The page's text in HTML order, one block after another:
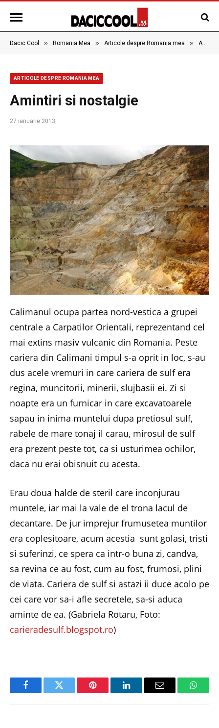
Dacic Cool » Romania Mea » Articole despre Romania mea » Amintiri si nostalgie
ARTICOLE DESPRE ROMANIA MEA
Amintiri si nostalgie
27 ianuarie 2013
Calimanul ocupa partea nord-vestica a grupei
centrale a Carpatilor Orientali, reprezentand cel
mai extins masiv vulcanic din Romania. Peste
cariera din Calimani timpul s-a oprit in loc, s-au
dus acele vremuri in care cariera de sulf era
regina, muncitorii, minerii, slujbasii ei. Zi si
noapte era un furnicar in care excavatoarele
sapau in inima muntelui dupa pretiosul sulf,
rabele de mare tonaj il carau, mirosul de sulf
era prezent peste tot, ca si usturimea ochilor,
daca nu erai obisnuit cu acesta.
Erau doua halde de steril care inconjurau
muntele, iar mai la vale de el trona lacul de
decantare. De jur imprejur frumusetea muntilor
era coplesitoare, acum acestia sunt golasi, tristi
si suferinzi, ce spera ca intr-o buna zi, candva,
sa revina ce au fost, cum au fost, frumosi, plini
de viata. Cariera de sulf si astazi ii duce acolo pe
cei care vor sa-i afle secretele, sa-si aduca
aminte de ea. (Gabriela Rotaru, Foto:
carieradesulf.blogspot.ro)
FacebookTwitter Pinterest LinkedInEmail